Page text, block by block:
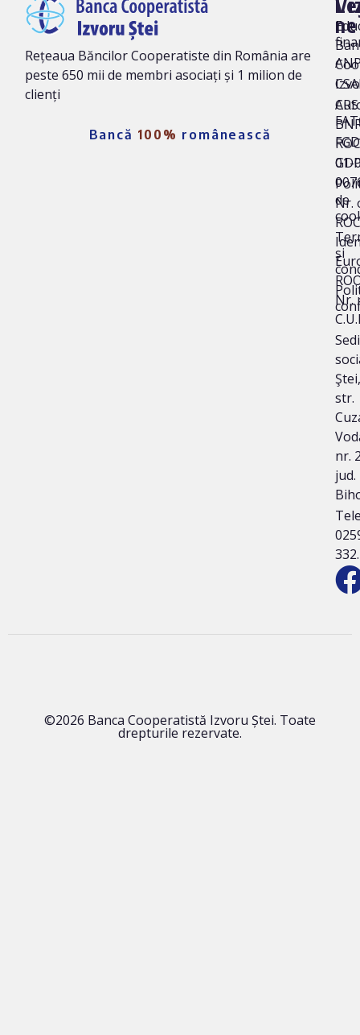
Rețeaua Băncilor Cooperatiste din România are
peste 650 mii de membri asociați și 1 milion de
clienți
Bancă 100% românească
ne
01-
Nr.
Nr.
Ştei,
str.
nr.
jud.
de
și
©2026 Banca Cooperatistă Izvoru Ștei. Toate
drepturile rezervate.